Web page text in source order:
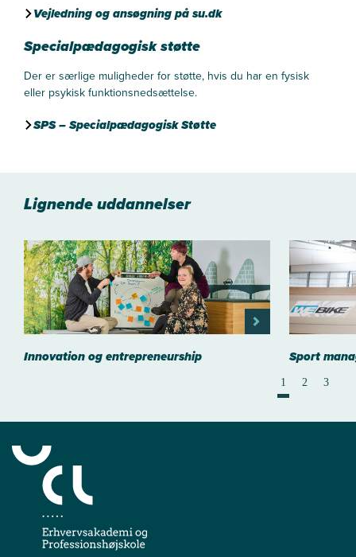
Vejledning og ansøgning på su.dk
Specialpædagogisk støtte
Der er særlige muligheder for støtte, hvis du har en fysisk
eller psykisk funktionsnedsættelse.
SPS – Specialpædagogisk Støtte
Lignende uddannelser
1 2 3
Innovation og entrepreneurship Sport